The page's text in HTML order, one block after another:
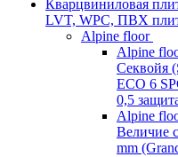
Кварцвиниловая
LVT, WPC, ПВХ
Alpine floor
Alpine
Секвойя
ECO 6
0,5
Alpine
Величие
mm